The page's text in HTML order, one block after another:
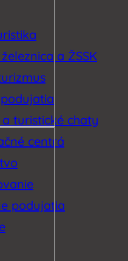
a ŽSSK
a turistické chaty
centrá
podujatia